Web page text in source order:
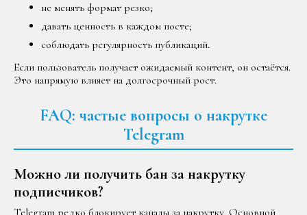
не менять формат резко;
давать ценность в каждом посте;
соблюдать регулярность публикаций.
Если пользователь получает ожидаемый контент, он остаётся.
Это напрямую влияет на долгосрочный рост.
FAQ: частые вопросы о накрутке
Telegram
Можно ли получить бан за накрутку
подписчиков?
Telegram редко блокирует каналы за накрутку. Основной